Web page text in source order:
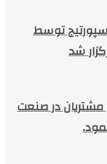
توسط
شد
مشتریان در صنعت